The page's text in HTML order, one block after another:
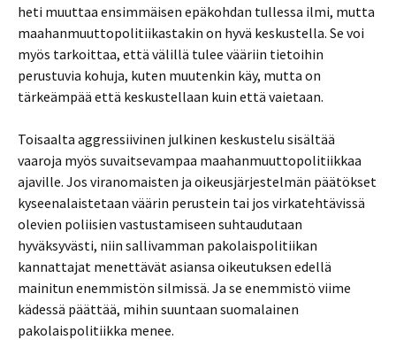
heti muuttaa ensimmäisen epäkohdan tullessa ilmi, mutta
maahanmuuttopolitiikastakin on hyvä keskustella. Se voi
myös tarkoittaa, että välillä tulee vääriin tietoihin
perustuvia kohuja, kuten muutenkin käy, mutta on
tärkeämpää että keskustellaan kuin että vaietaan.
Toisaalta aggressiivinen julkinen keskustelu sisältää
vaaroja myös suvaitsevampaa maahanmuuttopolitiikkaa
ajaville. Jos viranomaisten ja oikeusjärjestelmän päätökset
kyseenalaistetaan väärin perustein tai jos virkatehtävissä
olevien poliisien vastustamiseen suhtaudutaan
hyväksyvästi, niin sallivamman pakolaispolitiikan
kannattajat menettävät asiansa oikeutuksen edellä
mainitun enemmistön silmissä. Ja se enemmistö viime
kädessä päättää, mihin suuntaan suomalainen
pakolaispolitiikka menee.